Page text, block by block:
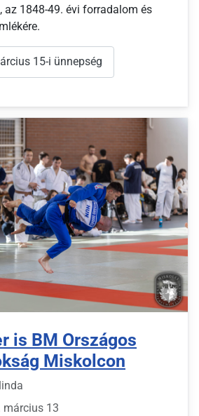
az 1848-49. évi forradalom és
15-i ünnepség
is BM Országos
Miskolcon
március 13